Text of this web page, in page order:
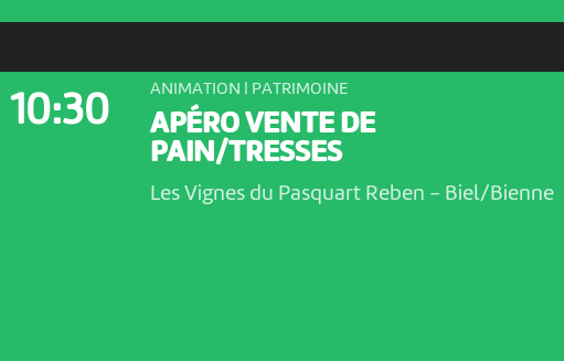
10:30 ANIMATION | PATRIMOINE
APÉRO VENTE DE
PAIN/TRESSES
Les Vignes du Pasquart Reben - Biel/Bienne